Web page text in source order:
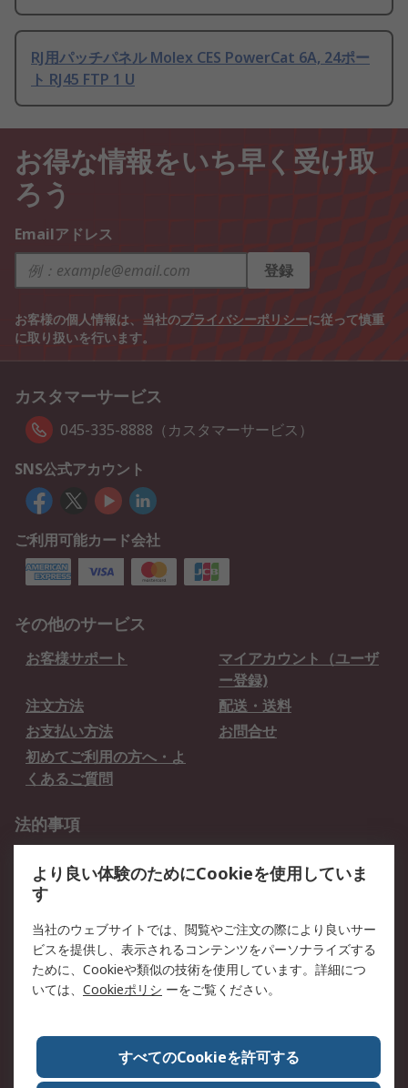
RJ用パッチパネル Molex CES PowerCat 6A, 24ポー
ト RJ45 FTP 1 U
お得な情報をいち早く受け取
ろう
Emailアドレス
登録
お客様の個人情報は、当社のプライバシーポリシーに従って慎重
に取り扱いを行います。
カスタマーサービス
045-335-8888（カスタマーサービス）
SNS公式アカウント
ご利用可能カード会社
その他のサービス
お客様サポート
マイアカウント（ユーザ
ー登録)
注文方法
配送・送料
お支払い方法
お問合せ
初めてご利用の方へ・よ
くあるご質問
法的事項
クッキーポリシー
RSについて
会社概要
採用情報
プレスリリース＆お知ら
コーポレートサイト
全世界のRS
RSの歴史
ESGへの取り組み（英語）
認証について
より良い体験のためにCookieを使用していま
す
当社のウェブサイトでは、閲覧やご注文の際により良いサー
ビスを提供し、表示されるコンテンツをパーソナライズする
ために、Cookieや類似の技術を使用しています。詳細につ
いては、 Cookieポリシ ーをご覧ください。
すべてのCookieを許可する